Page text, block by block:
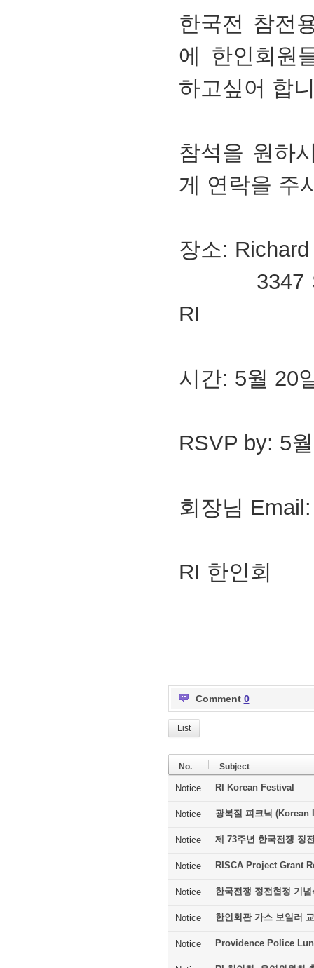
한국전 참전
에 한인회원
하고싶어 합
참석을 원하
게 연락을 주
장소:
3347 S
RI
시간: 5월 20
RSVP by: 5
회장님
RI 한인회
Comment 0
List
No. Subject
Notice RI Korean Festival
Notice 광복절 피크닉
Notice 제 73주년 한국전쟁 정
Notice RISCA Project Grant
Notice 한국전쟁 정전협정 기념
Notice 한인회관 가스 보일러
Notice Providence Police